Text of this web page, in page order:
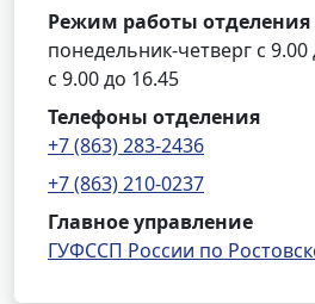
Режим работы отделения
понедельник-четверг с
с 9.00 до 16.45
Телефоны отделения
+7 (863) 283-2436
+7 (863) 210-0237
Главное управление
ГУФССП России по